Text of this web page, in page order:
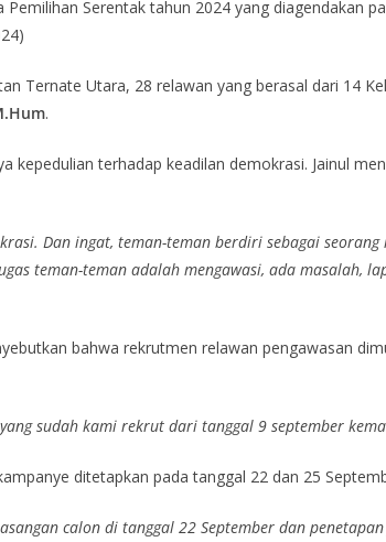
Serentak tahun 2024 yang diagendakan
Ternate Utara, 28 relawan yang berasal dari 14
.
terhadap keadilan demokrasi. Jainul
Dan ingat, teman-teman berdiri sebagai seorang
teman-teman adalah mengawasi, ada masalah,
bahwa rekrutmen relawan pengawasan
sudah kami rekrut dari tanggal 9 september
ditetapkan pada tanggal 22 dan 25
calon di tanggal 22 September dan